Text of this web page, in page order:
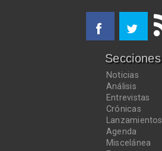
Secciones
Noticias
Análisis
Entrevistas
Crónicas
Lanzamientos
Agenda
Miscelánea